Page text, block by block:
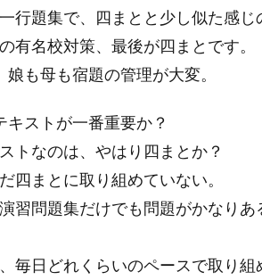
行題集で、四まとと少し似た感じ
有名校対策、最後が四まとです。
も母も宿題の管理が大変。
キストが一番重要か？
トなのは、やはり四まとか？
四まとに取り組めていない。
習問題集だけでも問題がかなり
毎日どれくらいのペースで取り組